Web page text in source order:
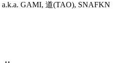
GAMI, 道(TAO), SNAFKN